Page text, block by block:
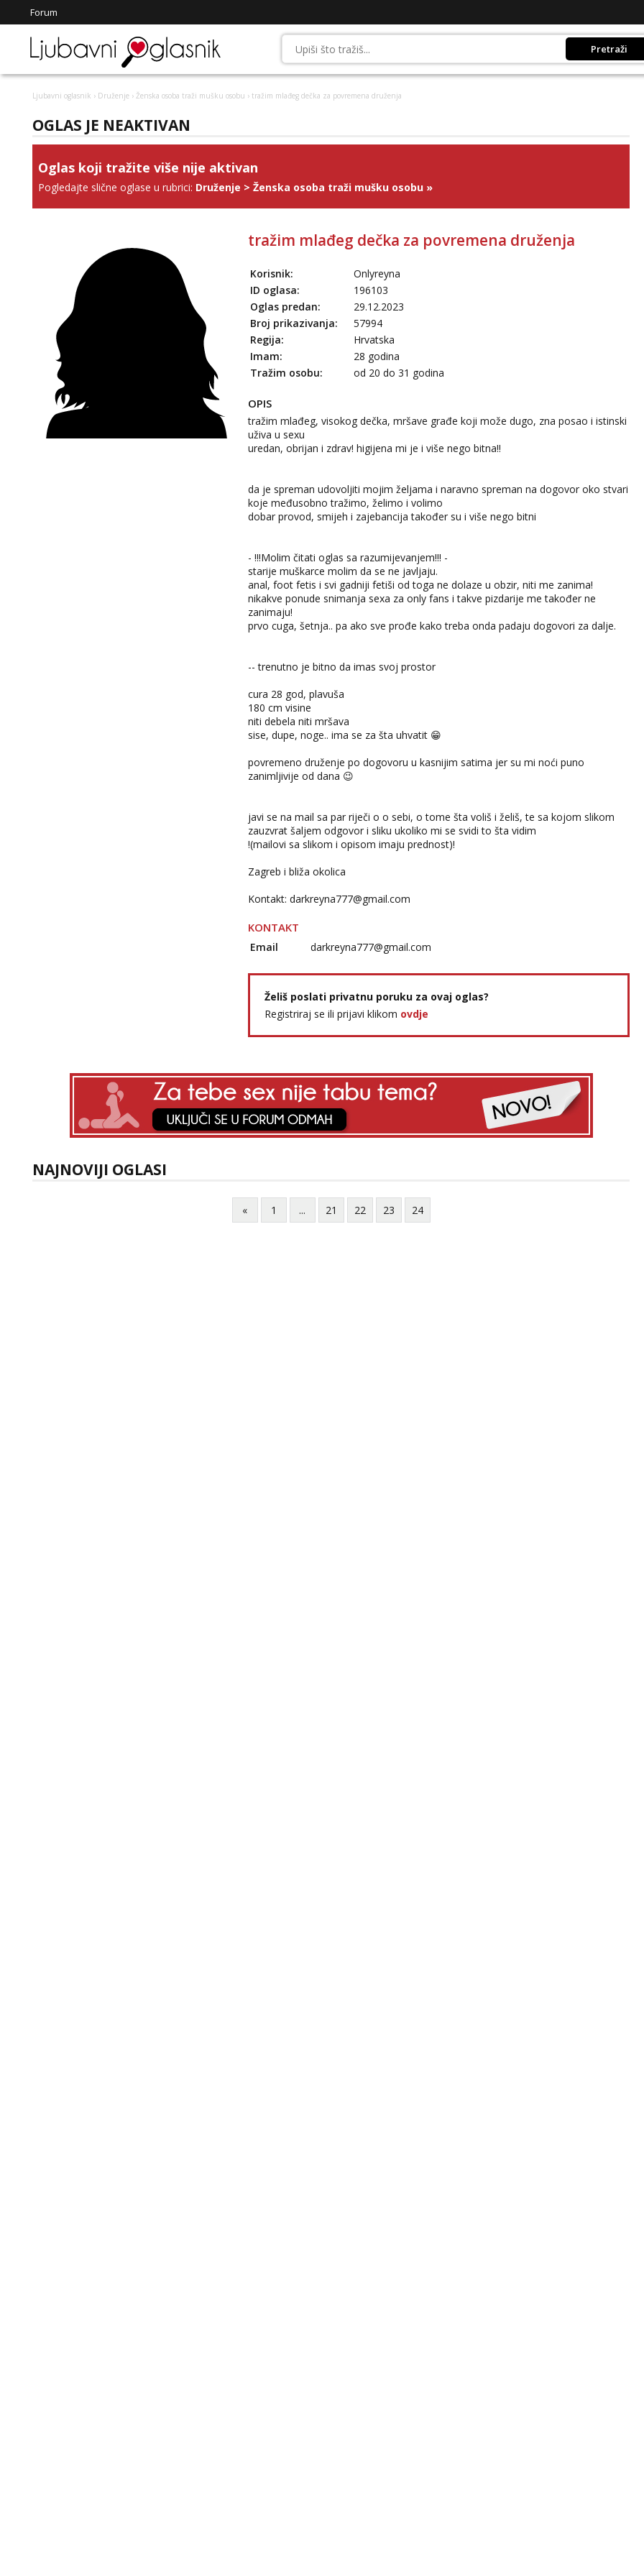
Forum
Pretraži
Ljubavni oglasnik › Druženje › Ženska osoba traži mušku osobu › tražim mlađeg dečka za povremena druženja
OGLAS JE NEAKTIVAN
Oglas koji tražite više nije aktivan
Pogledajte slične oglase u rubrici: Druženje > Ženska osoba traži mušku osobu »
tražim mlađeg dečka za povremena druženja
Korisnik:
Onlyreyna
ID oglasa:
196103
Oglas predan:
29.12.2023
Broj prikazivanja:
57994
Regija:
Hrvatska
Imam:
28 godina
Tražim osobu:
od 20 do 31 godina
OPIS
tražim mlađeg, visokog dečka, mršave građe koji može dugo, zna posao i istinski
uživa u sexu
uredan, obrijan i zdrav! higijena mi je i više nego bitna!!
da je spreman udovoljiti mojim željama i naravno spreman na dogovor oko stvari
koje međusobno tražimo, želimo i volimo
dobar provod, smijeh i zajebancija također su i više nego bitni
- !!!Molim čitati oglas sa razumijevanjem!!! -
starije muškarce molim da se ne javljaju.
anal, foot fetis i svi gadniji fetiši od toga ne dolaze u obzir, niti me zanima!
nikakve ponude snimanja sexa za only fans i takve pizdarije me također ne
zanimaju!
prvo cuga, šetnja.. pa ako sve prođe kako treba onda padaju dogovori za dalje.
-- trenutno je bitno da imas svoj prostor
cura 28 god, plavuša
180 cm visine
niti debela niti mršava
sise, dupe, noge.. ima se za šta uhvatit 😁
povremeno druženje po dogovoru u kasnijim satima jer su mi noći puno
zanimljivije od dana 😉
javi se na mail sa par riječi o o sebi, o tome šta voliš i želiš, te sa kojom slikom
zauzvrat šaljem odgovor i sliku ukoliko mi se svidi to šta vidim
!(mailovi sa slikom i opisom imaju prednost)!
Zagreb i bliža okolica
Kontakt: darkreyna777@gmail.com
KONTAKT
Email darkreyna777@gmail.com
Želiš poslati privatnu poruku za ovaj oglas?
Registriraj se ili prijavi klikom ovdje
NAJNOVIJI OGLASI
« 1 ... 21 22 23 24